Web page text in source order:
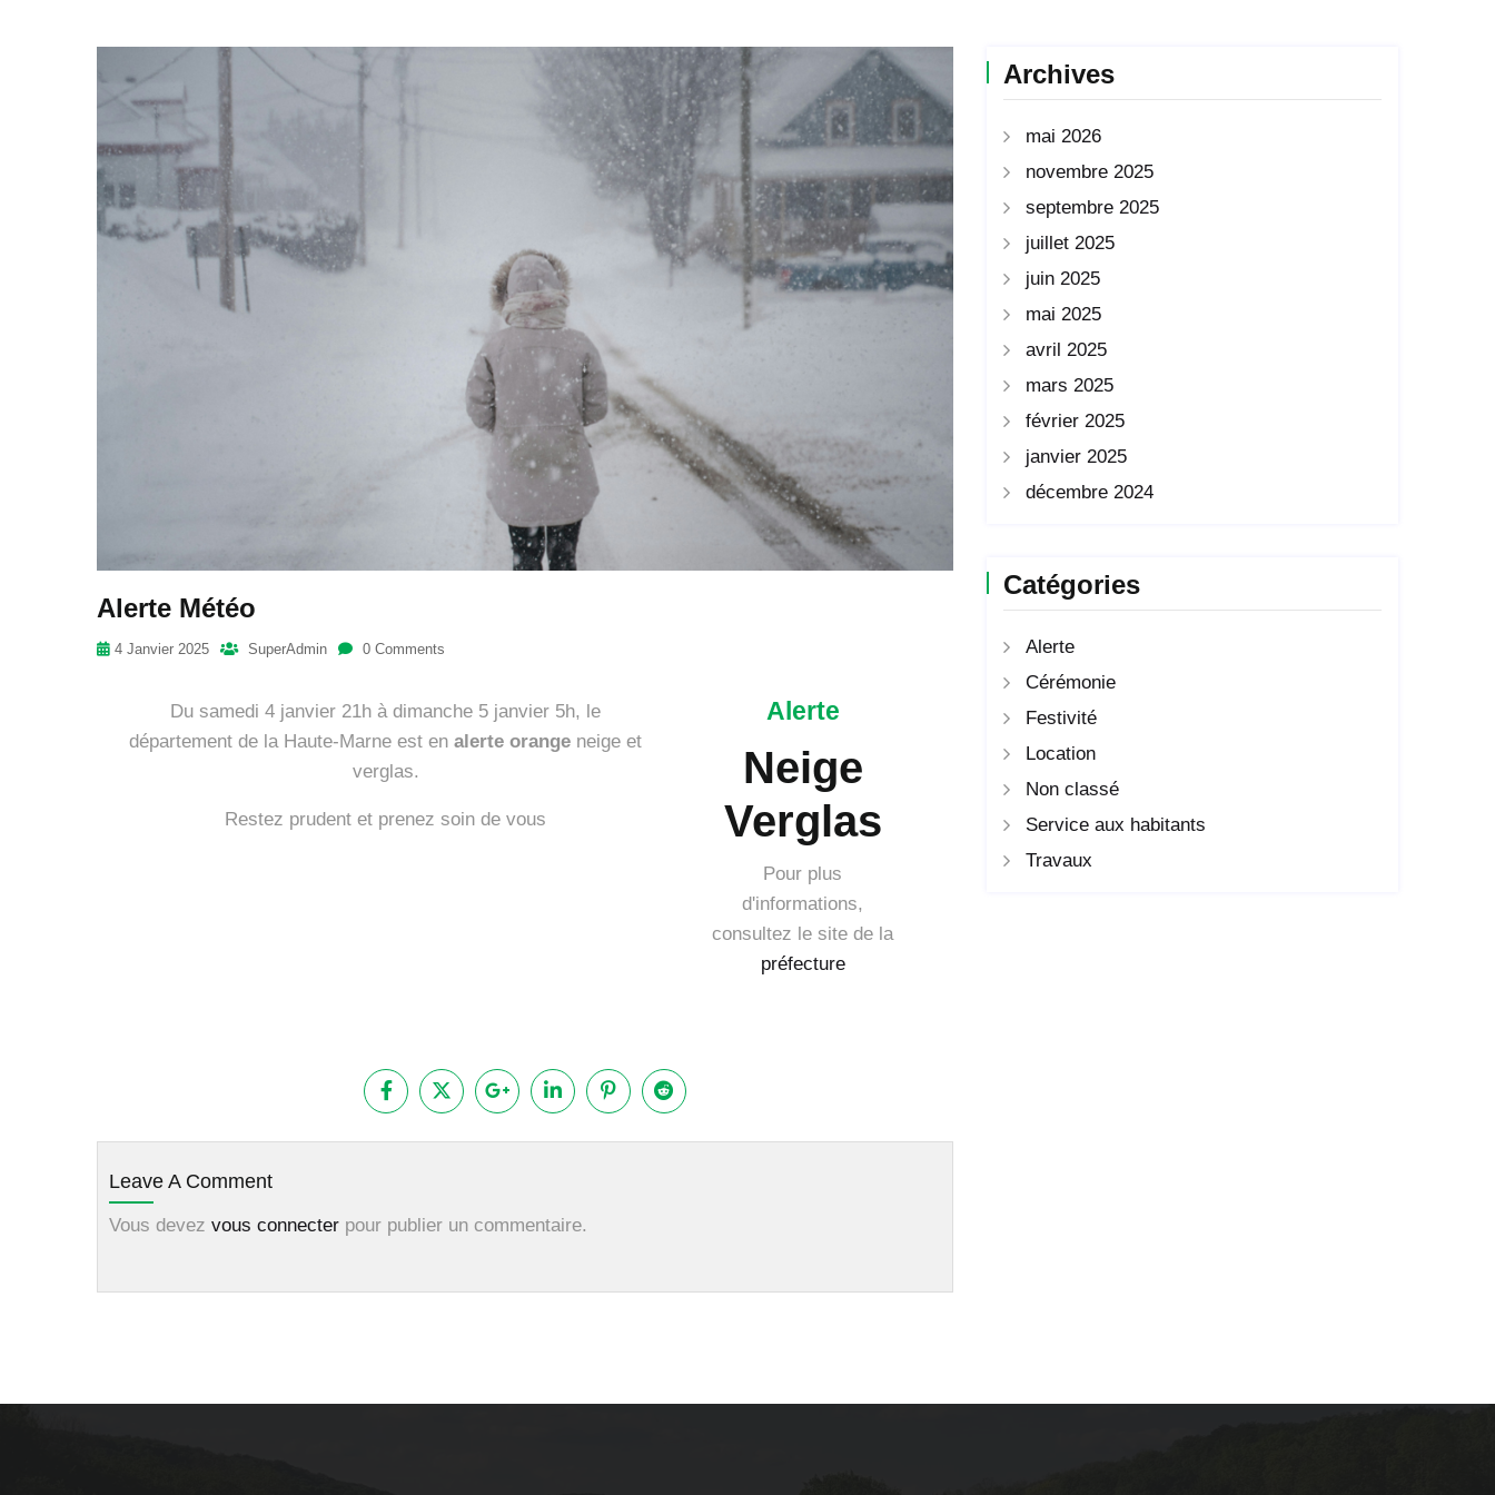
Alerte Météo
4 Janvier 2025 SuperAdmin 0 Comments
Du samedi 4 janvier 21h à dimanche 5 janvier 5h, le
département de la Haute-Marne est enalerte orange neige et
verglas.
Restez prudent et prenez soin de vous
Alerte
Neige
Verglas
Pour plus
d'informations,
consultez le site de la
préfecture
Leave A Comment
Vous devez vous connecter pour publier un commentaire.
Archives
mai 2026
novembre 2025
septembre 2025
juillet 2025
juin 2025
mai 2025
avril 2025
mars 2025
février 2025
janvier 2025
décembre 2024
Catégories
Alerte
Cérémonie
Festivité
Location
Non classé
Service aux habitants
Travaux